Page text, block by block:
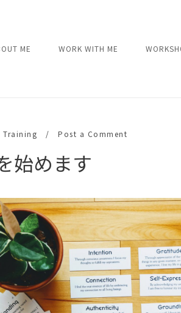
ME WORK WITH ME
Training Post a Comment
始めます